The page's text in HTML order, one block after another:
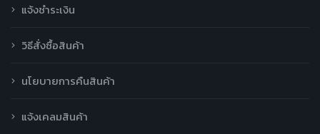
แจ้งชำระเงิน
วิธีสั่งซื้อสินค้า
นโยบายการคืนสินค้า
แจ้งเคลมสินค้า